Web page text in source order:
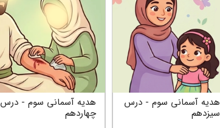
هدیه آسمانی سوم - درس
چهاردهم
هدیه آسمانی سوم - درس
سیزدهم